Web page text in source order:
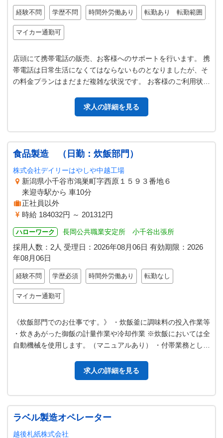
経験不問 学歴不問 時間外労働あり 転勤あり 転勤範囲
マイカー通勤可
店頭にて携帯電話の販売、お客様へのサポートを行います。 携
帯電話は日常生活になくてはならないものとなりましたが、そ
の料金プランはまだまだ複雑な状況です。 お客様のご利用状況
求人の詳細を見る
食品製造 （日勤：炊飯部門）
株式会社デイリーはやしや中越工場
新潟県小千谷市鴻巣町字西原１５９３番地６
来迎寺駅から 車10分
正社員以外
時給 184032円 ～ 201312円
ハローワーク 長岡公共職業安定所 小千谷出張所
採用人数：2人 受理日： 2026年08月06日 有効期限： 2026
年08月06日
経験不問 学歴必須 時間外労働あり 転勤なし
マイカー通勤可
《炊飯部門でのお仕事です。》 ・炊飯釜に調味料の投入作業等
・炊きあがった御飯の計量作業や冷却作業 ※炊飯においては全
自動機械を使用します。（マニュアルあり） ・付帯業務とし
求人の詳細を見る
ラベル製造オペレーター
越後札紙株式会社